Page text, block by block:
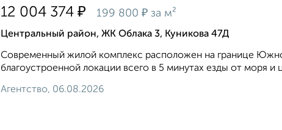
12 004 374 ₽ 199 800 ₽ за м²
Центральный район, ЖК Облака 3, Куникова 47Д
Современный жилой комплекс расположен на границе
благоустроенной локации всего в 5 минутах езды от моря и
Агентство, 06.08.2026